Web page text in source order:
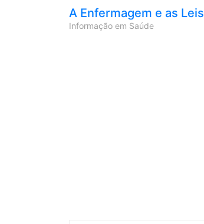
A Enfermagem e as Leis
Informação em Saúde